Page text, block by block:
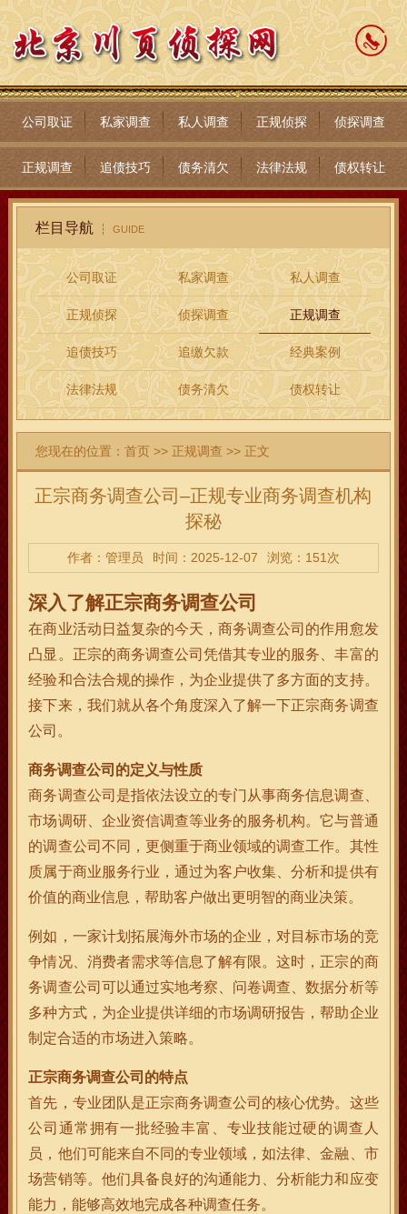
公司取证 私家调查 私人调查 正规侦探 侦探调查
正规调查 追债技巧 债务清欠 法律法规 债权转让
栏目导航 GUIDE
公司取证 私家调查 私人调查
正规侦探 侦探调查 正规调查
追债技巧 追缴欠款 经典案例
法律法规 债务清欠 债权转让
您现在的位置：首页 >> 正规调查 >> 正文
正宗商务调查公司–正规专业商务调查机构
探秘
作者：管理员 时间：2025-12-07 浏览：151次
深入了解正宗商务调查公司
在商业活动日益复杂的今天，商务调查公司的作用愈发
凸显。正宗的商务调查公司凭借其专业的服务、丰富的
经验和合法合规的操作，为企业提供了多方面的支持。
接下来，我们就从各个角度深入了解一下正宗商务调查
公司。
商务调查公司的定义与性质
商务调查公司是指依法设立的专门从事商务信息调查、
市场调研、企业资信调查等业务的服务机构。它与普通
的调查公司不同，更侧重于商业领域的调查工作。其性
质属于商业服务行业，通过为客户收集、分析和提供有
价值的商业信息，帮助客户做出更明智的商业决策。
例如，一家计划拓展海外市场的企业，对目标市场的竞
争情况、消费者需求等信息了解有限。这时，正宗的商
务调查公司可以通过实地考察、问卷调查、数据分析等
多种方式，为企业提供详细的市场调研报告，帮助企业
制定合适的市场进入策略。
正宗商务调查公司的特点
首先，专业团队是正宗商务调查公司的核心优势。这些
公司通常拥有一批经验丰富、专业技能过硬的调查人
员，他们可能来自不同的专业领域，如法律、金融、市
场营销等。他们具备良好的沟通能力、分析能力和应变
能力，能够高效地完成各种调查任务。